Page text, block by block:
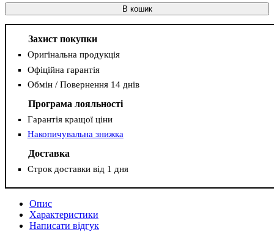
В кошик
Захист покупки
Оригінальна продукція
Офіційна гарантія
Обмін / Повернення 14 днів
Програма лояльності
Гарантія кращої ціни
Накопичувальна знижка
Доставка
Строк доставки від 1 дня
Опис
Характеристики
Написати відгук